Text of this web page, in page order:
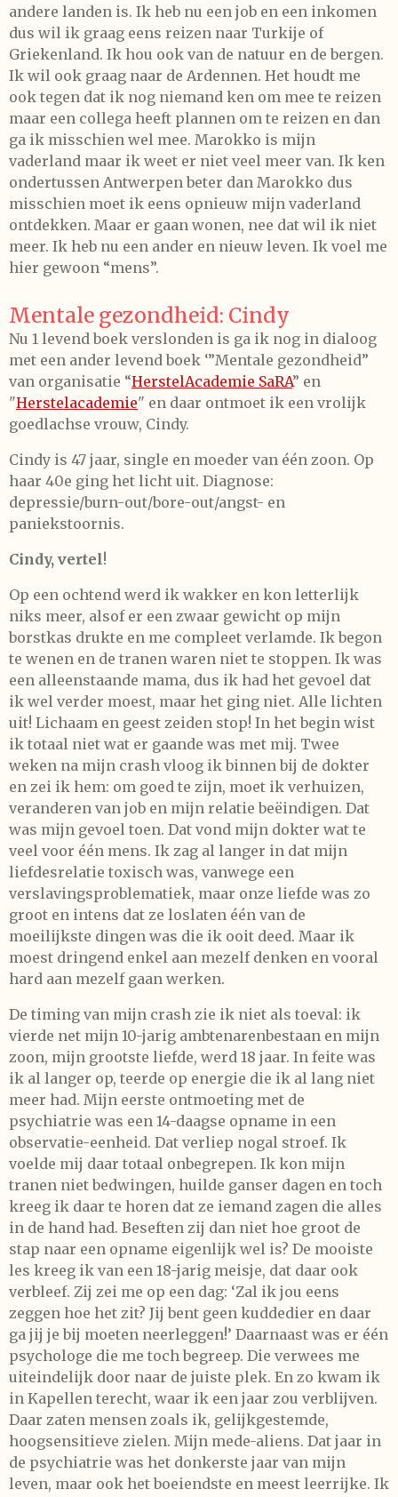
andere landen is. Ik heb nu een job en een inkomen
dus wil ik graag eens reizen naar Turkije of
Griekenland. Ik hou ook van de natuur en de bergen.
Ik wil ook graag naar de Ardennen. Het houdt me
ook tegen dat ik nog niemand ken om mee te reizen
maar een collega heeft plannen om te reizen en dan
ga ik misschien wel mee. Marokko is mijn
vaderland maar ik weet er niet veel meer van. Ik ken
ondertussen Antwerpen beter dan Marokko dus
misschien moet ik eens opnieuw mijn vaderland
ontdekken. Maar er gaan wonen, nee dat wil ik niet
meer. Ik heb nu een ander en nieuw leven. Ik voel me
hier gewoon “mens”.
Mentale gezondheid: Cindy
Nu 1 levend boek verslonden is ga ik nog in dialoog
met een ander levend boek ‘”Mentale gezondheid”
van organisatie “HerstelAcademie SaRA” en
"Herstelacademie" en daar ontmoet ik een vrolijk
goedlachse vrouw, Cindy.
Cindy is 47 jaar, single en moeder van één zoon. Op
haar 40e ging het licht uit. Diagnose:
depressie/burn-out/bore-out/angst- en
paniekstoornis.
Cindy, vertel!
Op een ochtend werd ik wakker en kon letterlijk
niks meer, alsof er een zwaar gewicht op mijn
borstkas drukte en me compleet verlamde. Ik begon
te wenen en de tranen waren niet te stoppen. Ik was
een alleenstaande mama, dus ik had het gevoel dat
ik wel verder moest, maar het ging niet. Alle lichten
uit! Lichaam en geest zeiden stop! In het begin wist
ik totaal niet wat er gaande was met mij. Twee
weken na mijn crash vloog ik binnen bij de dokter
en zei ik hem: om goed te zijn, moet ik verhuizen,
veranderen van job en mijn relatie beëindigen. Dat
was mijn gevoel toen. Dat vond mijn dokter wat te
veel voor één mens. Ik zag al langer in dat mijn
liefdesrelatie toxisch was, vanwege een
verslavingsproblematiek, maar onze liefde was zo
groot en intens dat ze loslaten één van de
moeilijkste dingen was die ik ooit deed. Maar ik
moest dringend enkel aan mezelf denken en vooral
hard aan mezelf gaan werken.
De timing van mijn crash zie ik niet als toeval: ik
vierde net mijn 10-jarig ambtenarenbestaan en mijn
zoon, mijn grootste liefde, werd 18 jaar. In feite was
ik al langer op, teerde op energie die ik al lang niet
meer had. Mijn eerste ontmoeting met de
psychiatrie was een 14-daagse opname in een
observatie-eenheid. Dat verliep nogal stroef. Ik
voelde mij daar totaal onbegrepen. Ik kon mijn
tranen niet bedwingen, huilde ganser dagen en toch
kreeg ik daar te horen dat ze iemand zagen die alles
in de hand had. Beseften zij dan niet hoe groot de
stap naar een opname eigenlijk wel is? De mooiste
les kreeg ik van een 18-jarig meisje, dat daar ook
verbleef. Zij zei me op een dag: ‘Zal ik jou eens
zeggen hoe het zit? Jij bent geen kuddedier en daar
ga jij je bij moeten neerleggen!’ Daarnaast was er één
psychologe die me toch begreep. Die verwees me
uiteindelijk door naar de juiste plek. En zo kwam ik
in Kapellen terecht, waar ik een jaar zou verblijven.
Daar zaten mensen zoals ik, gelijkgestemde,
hoogsensitieve zielen. Mijn mede-aliens. Dat jaar in
de psychiatrie was het donkerste jaar van mijn
leven, maar ook het boeiendste en meest leerrijke. Ik